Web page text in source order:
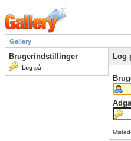
Gallery
Brugerindstillinger
Log på
Log